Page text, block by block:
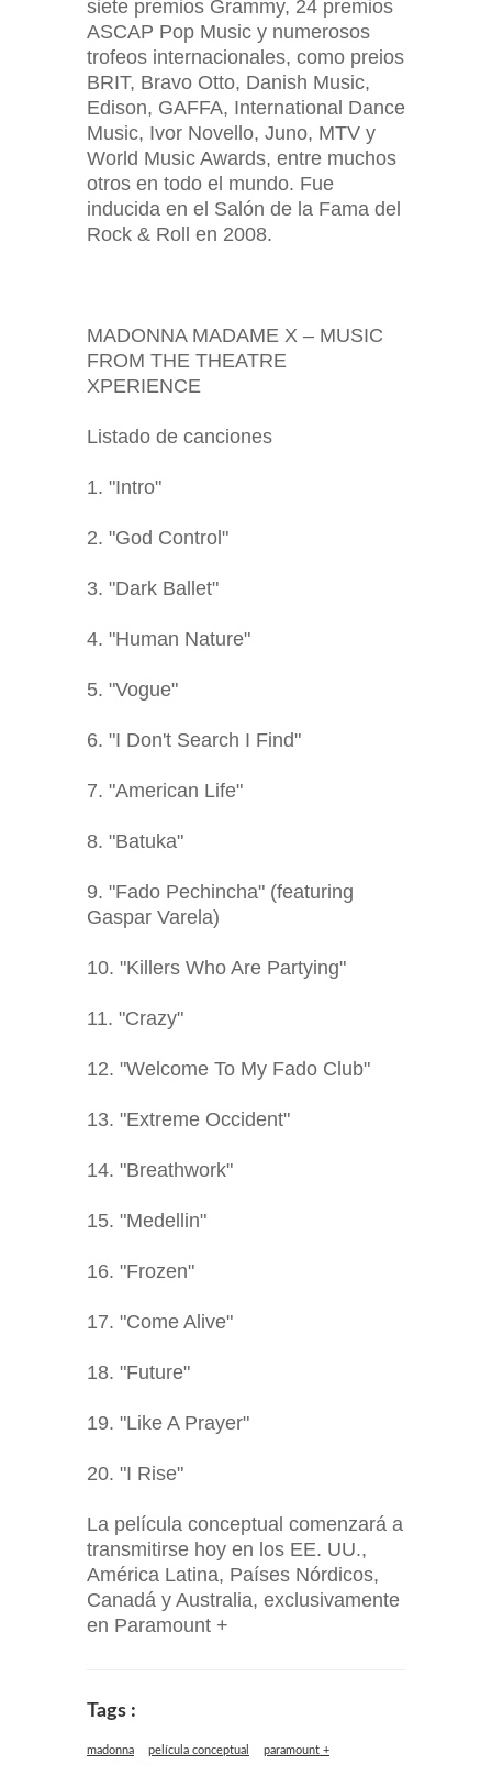
siete premios Grammy, 24 premios
ASCAP Pop Music y numerosos
trofeos internacionales, como preios
BRIT, Bravo Otto, Danish Music,
Edison, GAFFA, International Dance
Music, Ivor Novello, Juno, MTV y
World Music Awards, entre muchos
otros en todo el mundo. Fue
inducida en el Salón de la Fama del
Rock & Roll en 2008.
MADONNA MADAME X – MUSIC
FROM THE THEATRE
XPERIENCE
Listado de canciones
1. "Intro"
2. "God Control"
3. "Dark Ballet"
4. "Human Nature"
5. "Vogue"
6. "I Don't Search I Find"
7. "American Life"
8. "Batuka"
9. "Fado Pechincha" (featuring
Gaspar Varela)
10. "Killers Who Are Partying"
11. "Crazy"
12. "Welcome To My Fado Club"
13. "Extreme Occident"
14. "Breathwork"
15. "Medellin"
16. "Frozen"
17. "Come Alive"
18. "Future"
19. "Like A Prayer"
20. "I Rise"
La película conceptual comenzará a
transmitirse hoy en los EE. UU.,
América Latina, Países Nórdicos,
Canadá y Australia, exclusivamente
en Paramount +
Tags :
madonna película conceptual
paramount +